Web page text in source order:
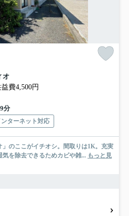
オ
費4,500円
分
ンターネット対応
」のここがイチオシ。間取りは1K。充実
気を除去できるためカビや雑... もっと見